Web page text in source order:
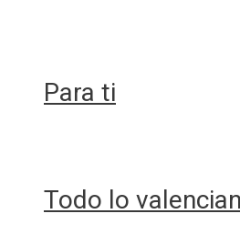
Para ti
Todo lo